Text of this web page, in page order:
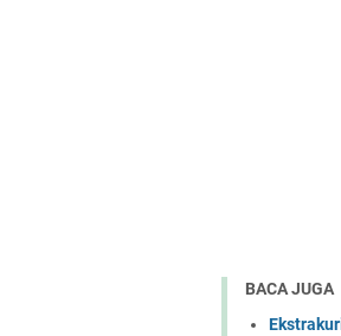
BACA JUGA